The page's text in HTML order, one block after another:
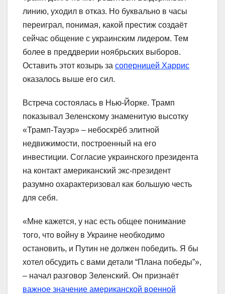
линию, уходил в отказ. Но буквально в часы
переиграл, понимая, какой престиж создаёт
сейчас общение с украинским лидером. Тем
более в преддверии ноябрьских выборов.
Оставить этот козырь за соперницей Харрис
оказалось выше его сил.
Встреча состоялась в Нью-Йорке. Трамп
показывал Зеленскому знаменитую высотку
«Трамп-Тауэр» – небоскрёб элитной
недвижимости, построенный на его
инвестиции. Согласие украинского президента
на контакт американский экс-президент
разумно охарактеризовал как большую честь
для себя.
«Мне кажется, у нас есть общее понимание
того, что войну в Украине необходимо
остановить, и Путин не должен победить. Я бы
хотел обсудить с вами детали “Плана победы”»,
– начал разговор Зеленский. Он признаёт
важное значение американской военной